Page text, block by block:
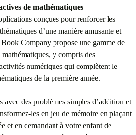
de mathématiques
conçues pour renforcer les
d’une manière amusante et
Company propose une gamme de
mathématiques, y compris des
numériques qui complètent le
de la première année.
avec des problèmes simples d’addition et
les en jeu de mémoire en plaçant
et en demandant à votre enfant de